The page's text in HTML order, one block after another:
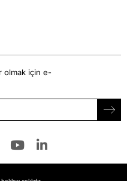
olmak için e-